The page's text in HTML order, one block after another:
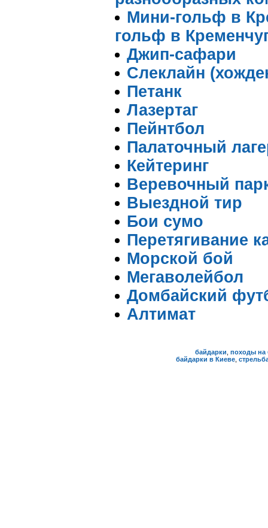
Мини-гольф в
гольф в
Джип-сафари
Слеклайн
Петанк
Лазертаг
Пейнтбол
Палаточный
Кейтеринг
Веревочный
Выездной тир
Бои сумо
Перетягивание
Морской бой
Мегаволейбол
Домбайский
Алтимат
байдарки походы на
байдарки в Киеве,